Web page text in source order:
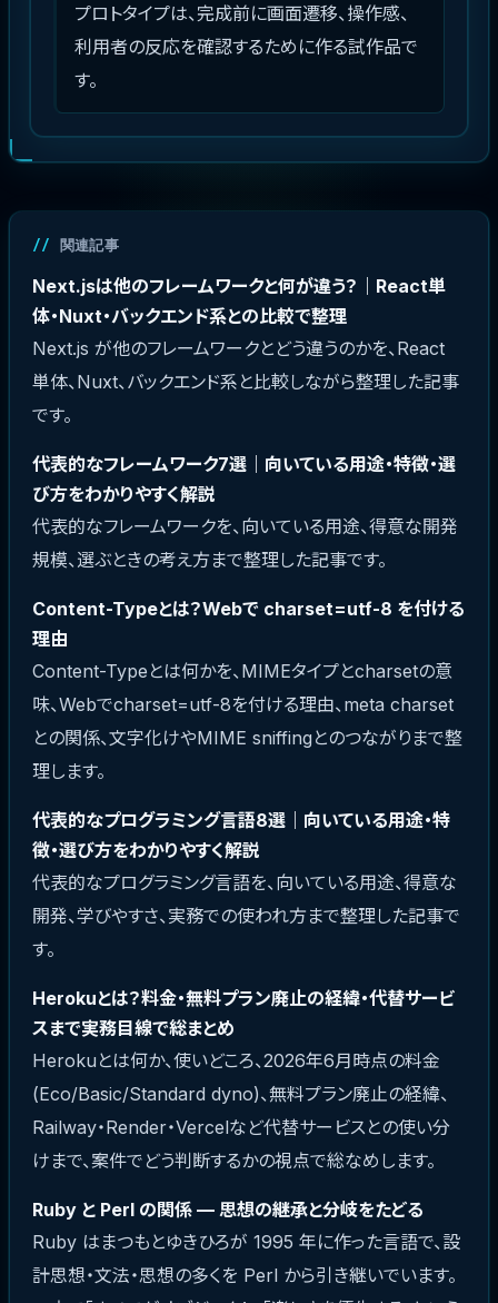
プロトタイプは、完成前に画面遷移、操作感、
利用者の反応を確認するために作る試作品で
す。
関連記事
Next.jsは他のフレームワークと何が違う？｜React単
体・Nuxt・バックエンド系との比較で整理
Next.js が他のフレームワークとどう違うのかを、React
単体、Nuxt、バックエンド系と比較しながら整理した記事
です。
代表的なフレームワーク7選｜向いている用途・特徴・選
び方をわかりやすく解説
代表的なフレームワークを、向いている用途、得意な開発
規模、選ぶときの考え方まで整理した記事です。
Content-Typeとは？Webで charset=utf-8 を付ける
理由
Content-Typeとは何かを、MIMEタイプとcharsetの意
味、Webでcharset=utf-8を付ける理由、meta charset
との関係、文字化けやMIME sniffingとのつながりまで整
理します。
代表的なプログラミング言語8選｜向いている用途・特
徴・選び方をわかりやすく解説
代表的なプログラミング言語を、向いている用途、得意な
開発、学びやすさ、実務での使われ方まで整理した記事で
す。
Herokuとは？料金・無料プラン廃止の経緯・代替サービ
スまで実務目線で総まとめ
Herokuとは何か、使いどころ、2026年6月時点の料金
(Eco/Basic/Standard dyno)、無料プラン廃止の経緯、
Railway・Render・Vercelなど代替サービスとの使い分
けまで、案件でどう判断するかの視点で総なめします。
Ruby と Perl の関係 — 思想の継承と分岐をたどる
Ruby はまつもとゆきひろが 1995 年に作った言語で、設
計思想・文法・思想の多くを Perl から引き継いでいます。